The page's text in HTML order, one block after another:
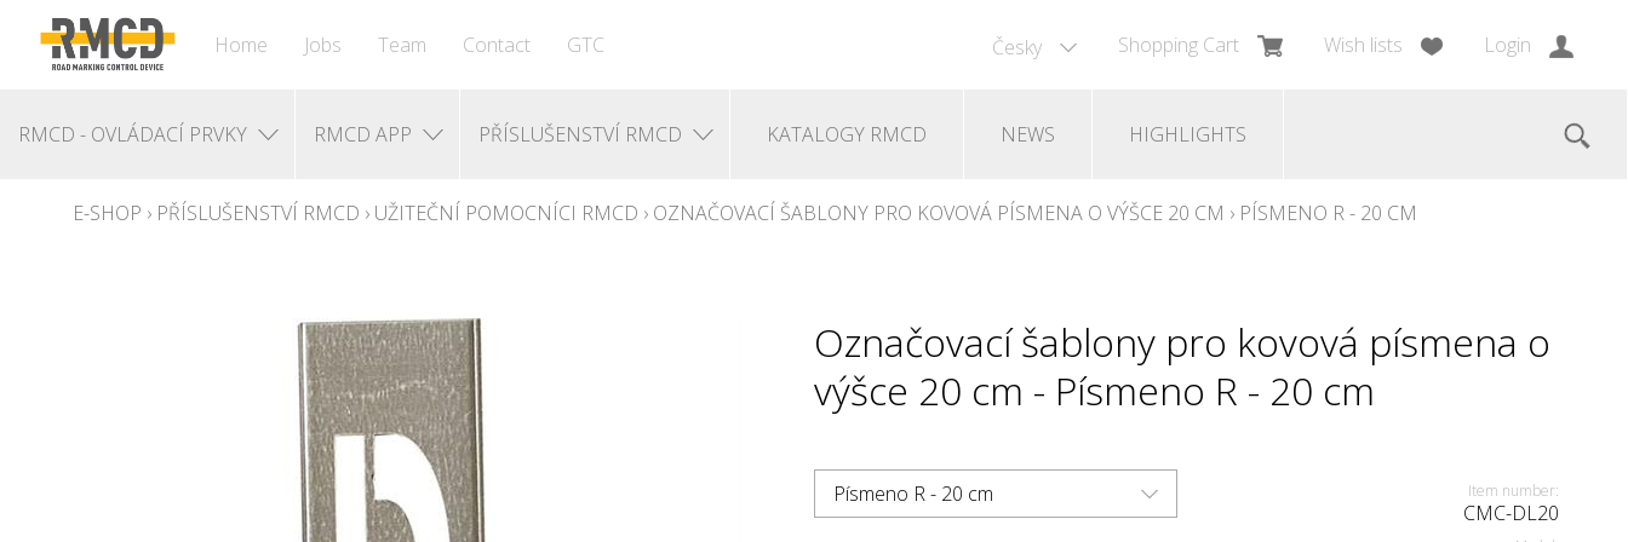
Česky Shopping Cart Wish lists Login
Home Jobs Team Contact GTC
RMCD - OVLÁDACÍ PRVKY RMCD APP PŘÍSLUŠENSTVÍ RMCD KATALOGY RMCD NEWS HIGHLIGHTS
E-SHOP › PŘÍSLUŠENSTVÍ RMCD › UŽITEČNÍ POMOCNÍCI RMCD › OZNAČOVACÍ ŠABLONY PRO KOVOVÁ PÍSMENA O VÝŠCE 20 CM › PÍSMENO R - 20 CM
Označovací šablony pro kovová písmena o
výšce 20 cm - Písmeno R - 20 cm
Písmeno R - 20 cm Item number:
CMC-DL20